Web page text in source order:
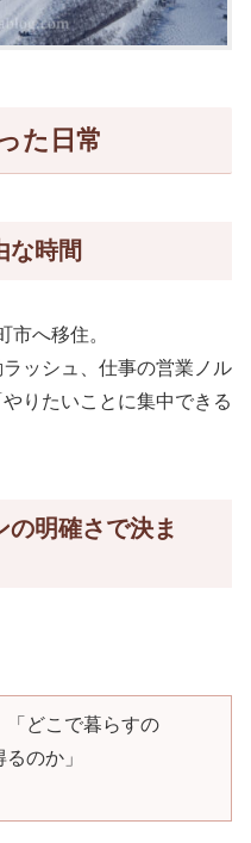
た日常
な時間
市へ移住。
ッシュ、仕事の営業ノル
りたいことに集中できる
の明確さで決ま
「どこで暮らすの
のか」